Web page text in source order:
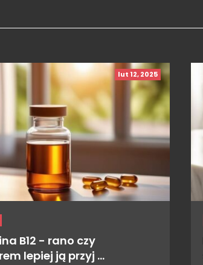
lut 12, 2025
B12 - rano czy
lepiej ją przyj …